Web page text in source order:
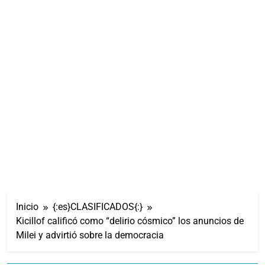
Inicio
{:es}CLASIFICADOS{:}
Kicillof calificó como “delirio cósmico” los anuncios de
Milei y advirtió sobre la democracia